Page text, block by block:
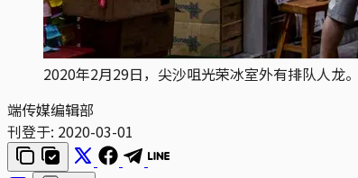
2020年2月29日，尖沙咀光荣冰室外有排队人龙。
端传媒编辑部
刊登于: 2020-03-01